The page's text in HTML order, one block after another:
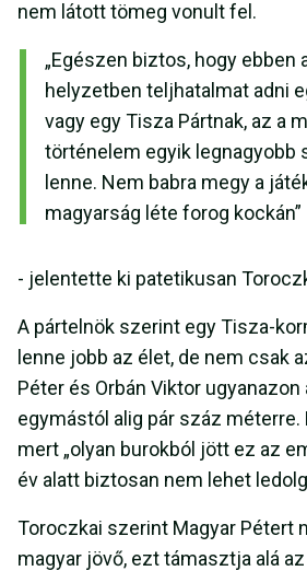
nem látott tömeg vonult fel.
„Egészen biztos, hogy ebben
helyzetben teljhatalmat adni
vagy egy Tisza Pártnak, az a
történelem egyik legnagyobb
lenne. Nem babra megy a
magyarság léte forog kockán”
- jelentette ki patetikusan
A pártelnök szerint egy Tisza-
lenne jobb az élet, de nem csak
Péter és Orbán Viktor ugyanazon
egymástól alig pár száz méterre.
mert „olyan burokból jött ez az
év alatt biztosan nem lehet
Toroczkai szerint Magyar Pétert
magyar jövő, ezt támasztja alá